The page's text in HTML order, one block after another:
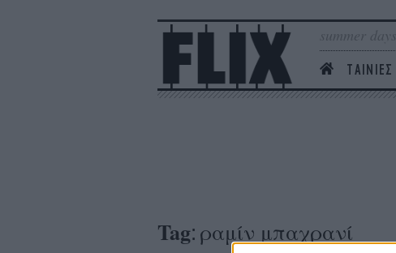
summer days
ΤΑΙΝΙΕΣ
Tag: ραμίν μπαχρανί